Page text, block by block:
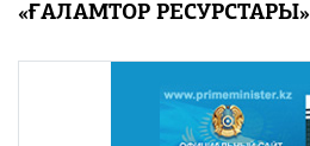
«ҒАЛАМТОР РЕСУРСТАРЫ»